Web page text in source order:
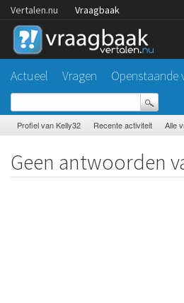
Vertalen.nu Vraagbaak
Actueel Vragen Openstaande
Profiel van Kelly32 Recente activiteit Alle
Geen antwoorden